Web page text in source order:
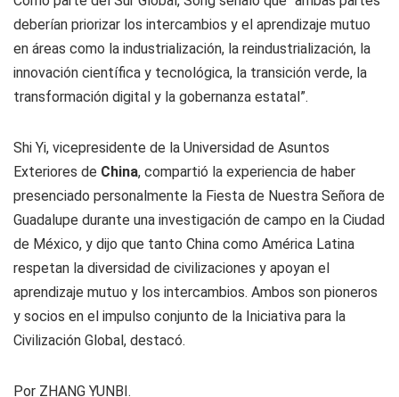
deberían priorizar los intercambios y el aprendizaje mutuo
en áreas como la industrialización, la reindustrialización, la
innovación científica y tecnológica, la transición verde, la
transformación digital y la gobernanza estatal”.
Shi Yi, vicepresidente de la Universidad de Asuntos
Exteriores de China, compartió la experiencia de haber
presenciado personalmente la Fiesta de Nuestra Señora de
Guadalupe durante una investigación de campo en la Ciudad
de México, y dijo que tanto China como América Latina
respetan la diversidad de civilizaciones y apoyan el
aprendizaje mutuo y los intercambios. Ambos son pioneros
y socios en el impulso conjunto de la Iniciativa para la
Civilización Global, destacó.
Por ZHANG YUNBI.